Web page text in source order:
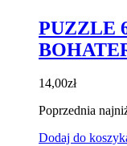
PUZZLE
14,00zł
Poprzednia
Dodaj do